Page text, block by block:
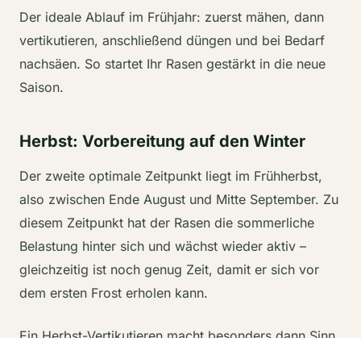
Der ideale Ablauf im Frühjahr: zuerst mähen, dann
vertikutieren, anschließend düngen und bei Bedarf
nachsäen. So startet Ihr Rasen gestärkt in die neue
Saison.
Herbst: Vorbereitung auf den Winter
Der zweite optimale Zeitpunkt liegt im Frühherbst,
also zwischen Ende August und Mitte September. Zu
diesem Zeitpunkt hat der Rasen die sommerliche
Belastung hinter sich und wächst wieder aktiv –
gleichzeitig ist noch genug Zeit, damit er sich vor
dem ersten Frost erholen kann.